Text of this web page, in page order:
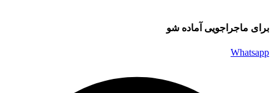
برای ماجراجویی آماده شو
Whatsapp